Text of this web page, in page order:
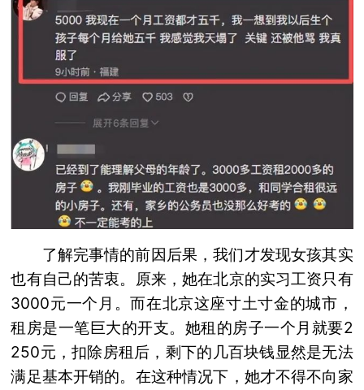
了解完事情的前因后果，我们才发现女孩其实
也有自己的苦衷。原来，她在北京的实习工资只有
3000元一个月。而在北京这座寸土寸金的城市，
租房是一笔巨大的开支。她租的房子一个月就要2
250元，扣除房租后，剩下的几百块钱显然是无法
满足基本开销的。在这种情况下，她才不得不向家